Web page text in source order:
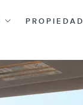
PROPIEDAD